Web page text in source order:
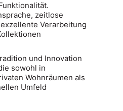
zeitlose
Verarbeitung
und Innovation
sowohl in
Wohnräumen als
Umfeld